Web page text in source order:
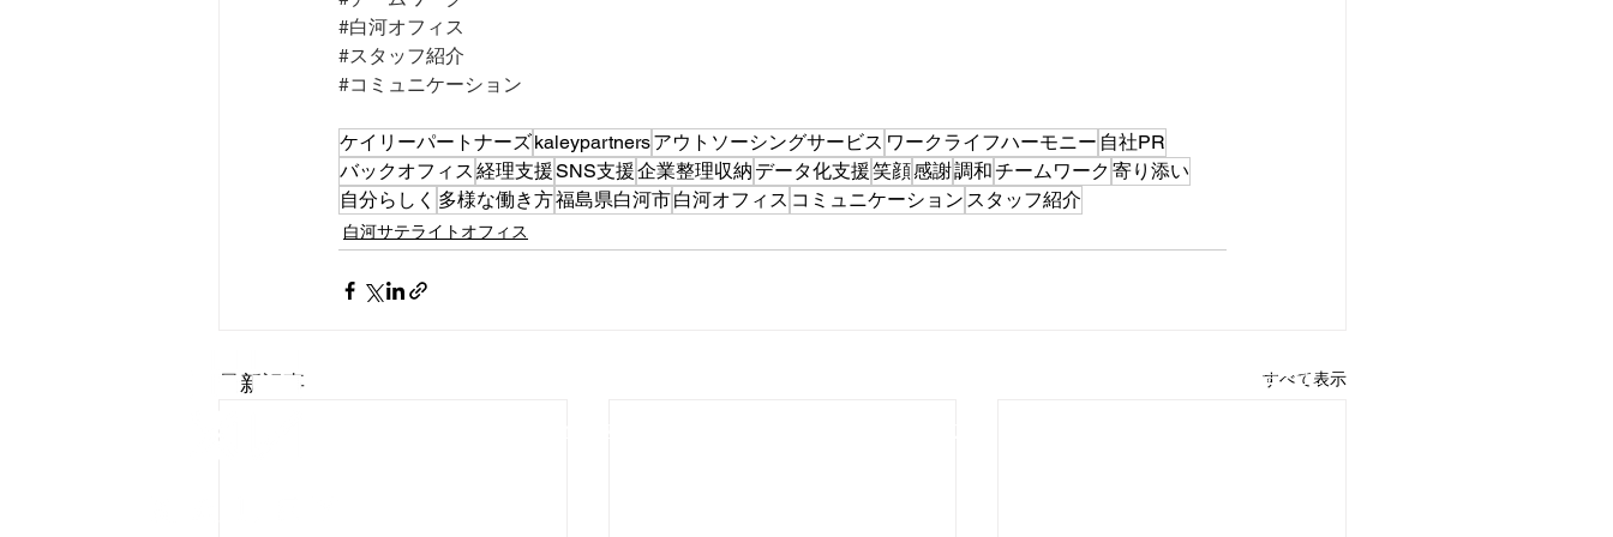
#白河オフィス
#スタッフ紹介
#コミュニケーション
ケイリーパートナーズkaleypartnersアウトソーシングサービス ワークライフハーモニー 自社PR
バックオフィス 経理支援SNS支援企業整理収納 データ化支援笑顔感謝調和チームワーク 寄り添い
自分らしく 多様な働き方福島県白河市白河オフィス コミュニケーション スタッフ紹介
白河サテライトオフィス
最新記事 すべて表示
​お問い合わせ